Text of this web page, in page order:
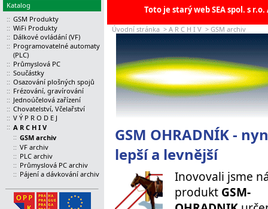
Katalog
:: GSM Produkty
:: WiFi Produkty
:: Dálkové ovládání (VF)
:: Programovatelné automaty
(PLC)
:: Průmyslová PC
:: Součástky
:: Osazování plošných spojů
:: Frézování, gravírování
:: Jednoúčelová zařízení
:: Chovatelství, Včelařství
:: V Ý P R O D E J
:: A R C H I V
:: GSM archiv
:: VF archiv
:: PLC archiv
:: Průmyslová PC archiv
:: Pájení a dávkování archiv
Toto je starý web SEA spol. s
Úvodní stránka > A R C H I V > GSM archiv
GSM OHRADNÍK -
lepší a levnější
Inovovali jsme
produkt GSM-